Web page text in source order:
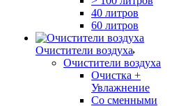
40 литров
60 литров
Очистители воздуха
Очистители воздуха
Очистка +
Увлажнение
Cо сменными